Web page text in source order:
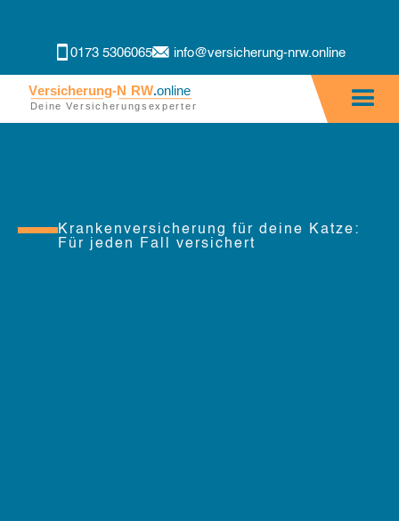
0173 5306065 info@versicherung-nrw.online
Krankenversicherung für deine Katze:
Für jeden Fall versichert